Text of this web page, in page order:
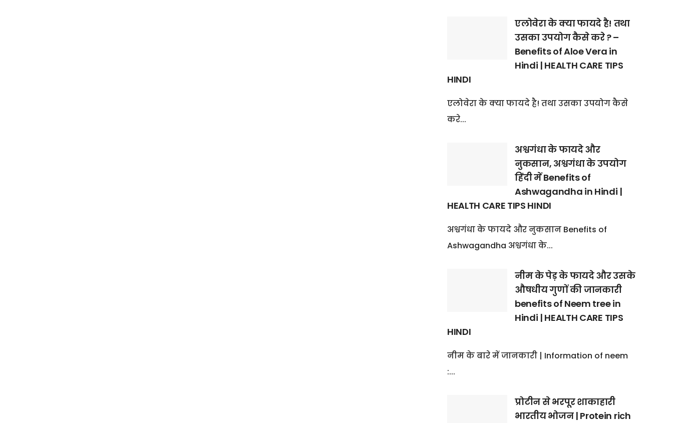
एलोवेरा के क्या फायदे है! तथा
उसका उपयोग कैसे करे ? –
Benefits of Aloe Vera in
Hindi | HEALTH CARE TIPS
HINDI
एलोवेरा के क्या फायदे है! तथा उसका उपयोग कैसे
करे...
अश्वगंधा के फायदे और
नुकसान, अश्वगंधा के उपयोग
हिंदी में Benefits of
Ashwagandha in Hindi |
HEALTH CARE TIPS HINDI
अश्वगंधा के फायदे और नुकसान Benefits of
Ashwagandha अश्वगंधा के...
नीम के पेड़ के फायदे और उसके
औषधीय गुणों की जानकारी
benefits of Neem tree in
Hindi | HEALTH CARE TIPS
HINDI
नीम के बारे में जानकारी | Information of neem
:...
प्रोटीन से भरपूर शाकाहारी
भारतीय भोजन | Protein rich